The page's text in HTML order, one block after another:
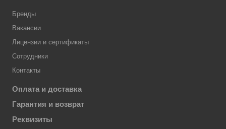
Бренды
Вакансии
Лицензии и сертификаты
Сотрудники
Контакты
Оплата и доставка
Гарантия и возврат
Реквизиты